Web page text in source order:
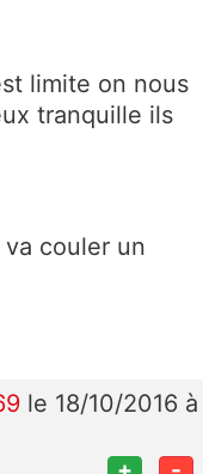
limite on nous
tranquille ils
couler un
le 18/10/2016 à